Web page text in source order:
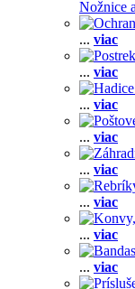
Nožnice
... viac
... viac
... viac
... viac
... viac
... viac
... viac
... viac